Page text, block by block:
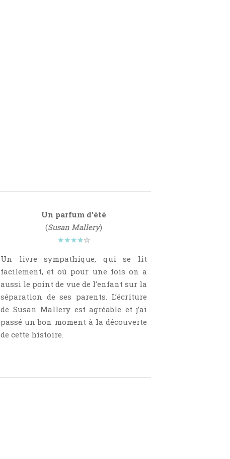
Un parfum d’été
(Susan Mallery)
★★★★☆
Un livre sympathique, qui se lit
facilement, et où pour une fois on a
aussi le point de vue de l’enfant sur la
séparation de ses parents. L’écriture
de Susan Mallery est agréable et j’ai
passé un bon moment à la découverte
de cette histoire.